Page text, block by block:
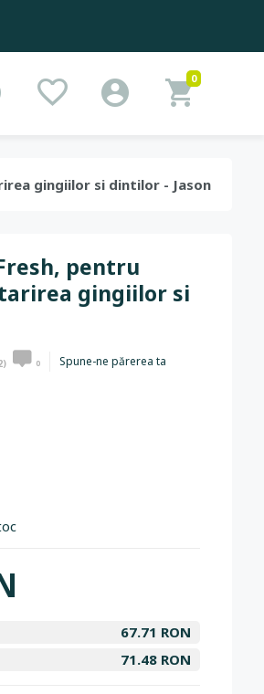
0
gingiilor si dintilor - Jason
pentru
gingiilor si
0 Spune-ne părerea ta
67.71 RON
71.48 RON